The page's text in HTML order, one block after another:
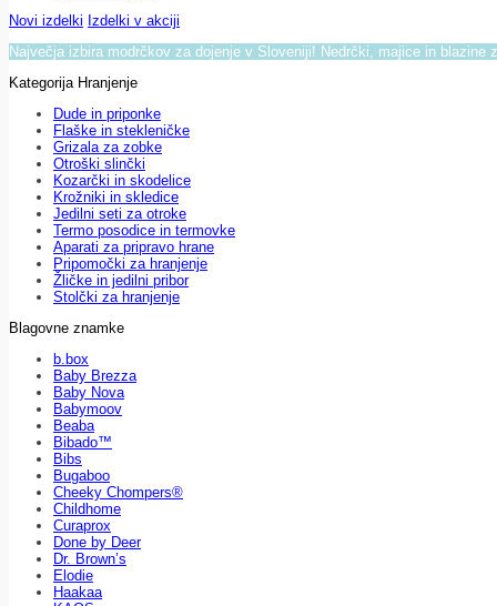
Novi izdelki Izdelki v akciji
Največja izbira modrčkov za dojenje v Sloveniji! Nedrčki, majice in blazine
Kategorija Hranjenje
Dude in priponke
Flaške in stekleničke
Grizala za zobke
Otroški slinčki
Kozarčki in skodelice
Krožniki in skledice
Jedilni seti za otroke
Termo posodice in termovke
Aparati za pripravo hrane
Pripomočki za hranjenje
Žličke in jedilni pribor
Stolčki za hranjenje
Blagovne znamke
b.box
Baby Brezza
Baby Nova
Babymoov
Beaba
Bibado™
Bibs
Bugaboo
Cheeky Chompers®
Childhome
Curaprox
Done by Deer
Dr. Brown’s
Elodie
Haakaa